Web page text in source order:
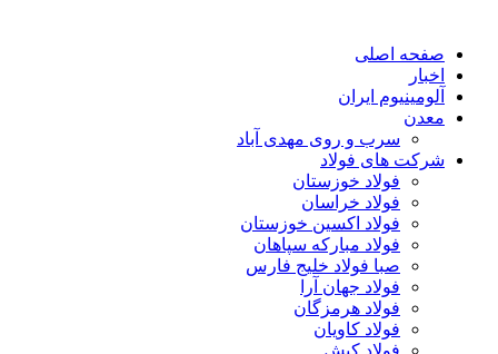
صفحه اصلی
اخبار
آلومینیوم ایران
معدن
سرب و روی مهدی آباد
شرکت های فولاد
فولاد خوزستان
فولاد خراسان
فولاد اکسین خوزستان
فولاد مبارکه سپاهان
صبا فولاد خلیج فارس
فولاد جهان آرا
فولاد هرمزگان
فولاد کاویان
فولاد کیش